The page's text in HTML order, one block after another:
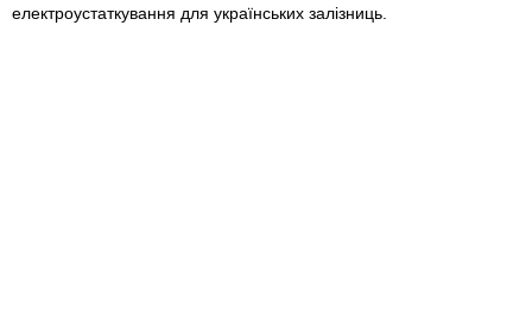
електроустаткування для українських залізниць.